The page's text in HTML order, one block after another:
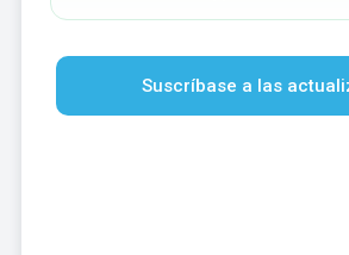
Suscríbase a las